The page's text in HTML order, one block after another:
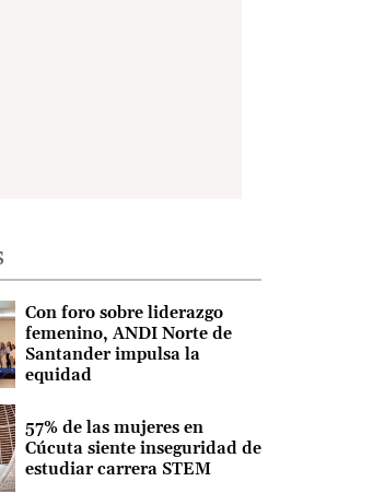
Con foro sobre liderazgo
femenino, ANDI Norte de
Santander impulsa la
equidad
57% de las mujeres en
Cúcuta siente inseguridad de
estudiar carrera STEM